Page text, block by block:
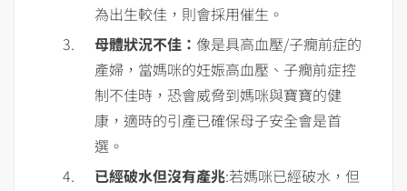
為出生較佳，則會採用催生。
母體狀況不佳： 像是具高血壓/子癇前症的
產婦，當媽咪的妊娠高血壓、子癇前症控
制不佳時，恐會威脅到媽咪與寶寶的健
康，適時的引產已確保母子安全會是首
選。
已經破水但沒有產兆:若媽咪已經破水，但